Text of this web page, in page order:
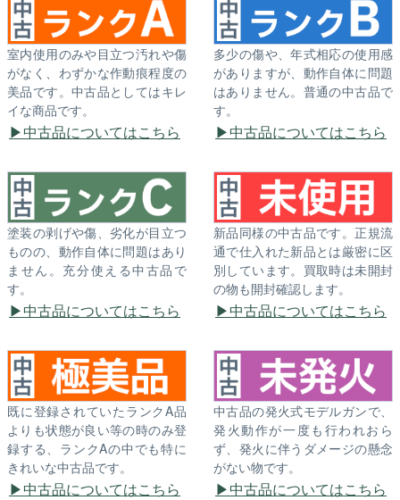
室内使用のみや目立つ汚れや傷
がなく、わずかな作動痕程度の
美品です。中古品としてはキレ
イな商品です。
中古品についてはこちら
多少の傷や、年式相応の使用感
がありますが、動作自体に問題
はありません。普通の中古品で
す。
中古品についてはこちら
塗装の剥げや傷、劣化が目立つ
ものの、動作自体に問題はあり
ません。充分使える中古品で
す。
中古品についてはこちら
新品同様の中古品です。正規流
通で仕入れた新品とは厳密に区
別しています。買取時は未開封
の物も開封確認します。
中古品についてはこちら
既に登録されていたランクA品
よりも状態が良い等の時のみ登
録する、ランクAの中でも特に
きれいな中古品です。
中古品についてはこちら
中古品の発火式モデルガンで、
発火動作が一度も行われおら
ず、発火に伴うダメージの懸念
がない物です。
中古品についてはこちら